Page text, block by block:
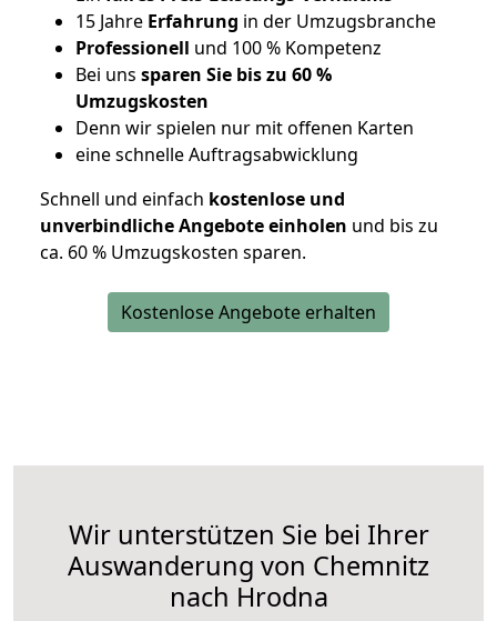
15 Jahre Erfahrung in der Umzugsbranche
Professionell und 100 % Kompetenz
Bei uns sparen Sie bis zu 60 %
Umzugskosten
Denn wir spielen nur mit offenen Karten
eine schnelle Auftragsabwicklung
Schnell und einfach kostenlose und
unverbindliche Angebote einholen und bis zu
ca. 60 % Umzugskosten sparen.
Kostenlose Angebote erhalten
Wir unterstützen Sie bei Ihrer
Auswanderung von Chemnitz
nach Hrodna